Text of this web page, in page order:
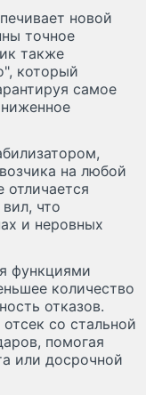
новой
точное
также
который
самое
на любой
что
и неровных
функциями
количество
отказов.
со стальной
помогая
или досрочной